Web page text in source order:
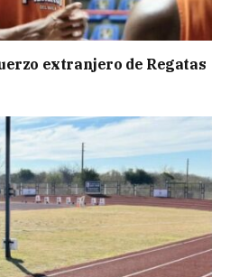
extranjero de Regatas